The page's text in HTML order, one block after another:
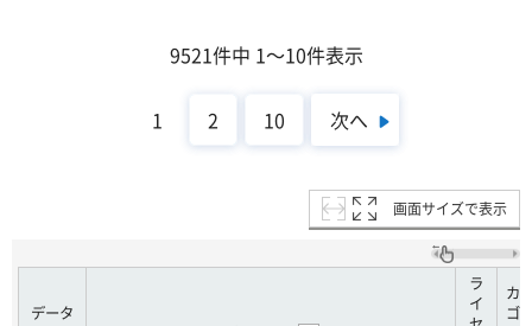
9521件中 1～10件表示
1 2 10 次へ
画面サイズで表示
データ
ラ
イ
カ
ゴ